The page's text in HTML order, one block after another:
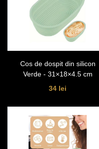
Cos de dospit din silicon
Verde - 31×18×4.5 cm
34 lei